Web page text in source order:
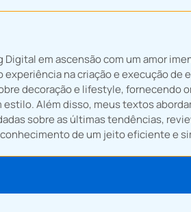
em ascensão com um amor
experiência na criação e execução de
decoração e lifestyle, fornecendo
Além disso, meus textos
sobre as últimas tendências,
de um jeito eficiente e